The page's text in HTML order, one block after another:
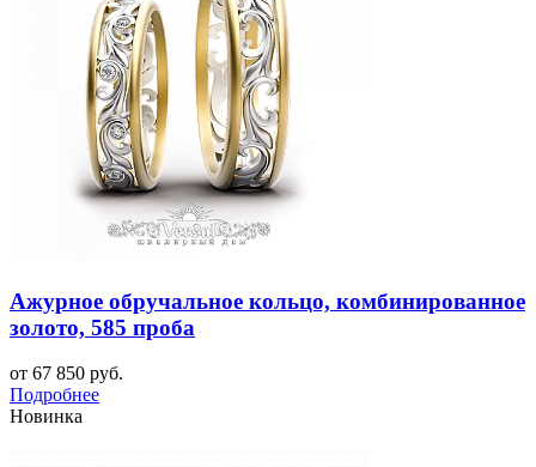
Ажурное обручальное кольцо, комбинированное
золото, 585 проба
от 67 850 руб.
Подробнее
Новинка